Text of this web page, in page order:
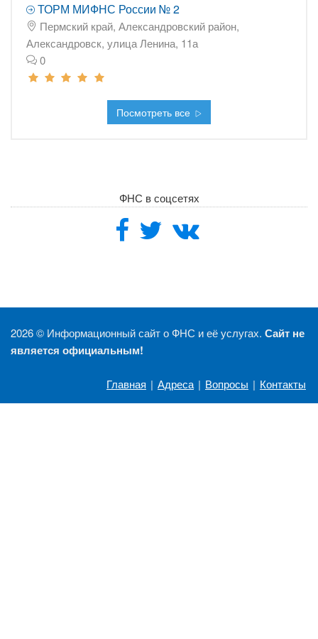
ТОРМ МИФНС России № 2
Пермский край, Александровский район,
Александровск, улица Ленина, 11а
0
Посмотреть все
ФНС в соцсетях
2026 © Информационный сайт о ФНС и её услугах. Сайт не
является официальным!
Главная | Адреса | Вопросы | Контакты